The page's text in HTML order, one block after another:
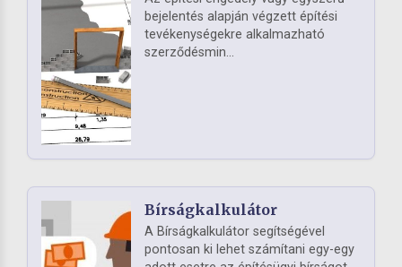
bejelentés alapján végzett építési
tevékenységekre alkalmazható
szerződésmin...
Bírságkalkulátor
A Bírságkalkulátor segítségével
pontosan ki lehet számítani egy-egy